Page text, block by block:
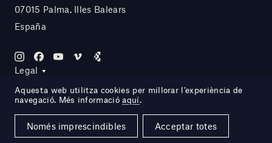
07015 Palma, Illes Balears
España
Legal
Site by DOMO—A
Aquesta web utilitza cookies per millorar l’experiència de
navegació. Més informacióaquí.
Només imprescindibles Acceptar totes